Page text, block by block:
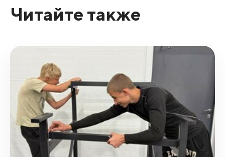
Читайте также